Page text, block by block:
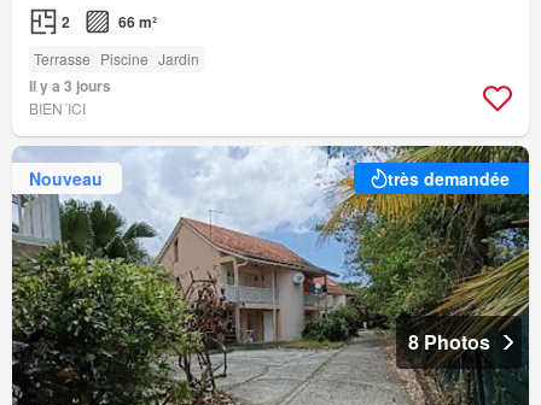
2 66 m²
Terrasse Piscine Jardin
Il y a 3 jours
BIEN´ICI
Nouveau très demandée
8 Photos